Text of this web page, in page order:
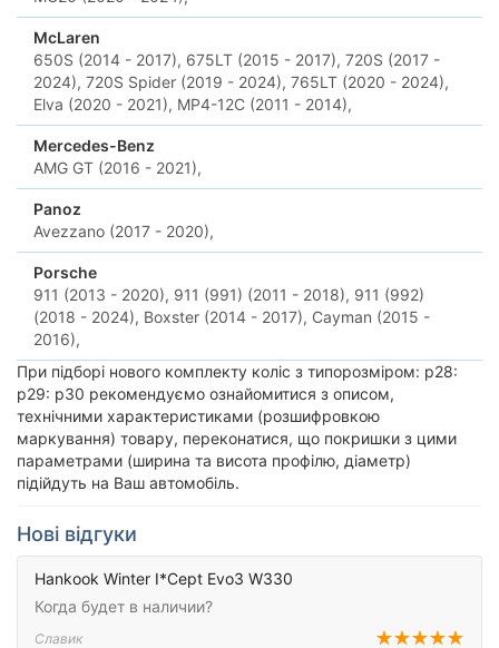
McLaren
650S (2014 - 2017), 675LT (2015 - 2017), 720S (2017 -
2024), 720S Spider (2019 - 2024), 765LT (2020 - 2024),
Elva (2020 - 2021), MP4-12C (2011 - 2014),
Mercedes-Benz
AMG GT (2016 - 2021),
Panoz
Avezzano (2017 - 2020),
Porsche
911 (2013 - 2020), 911 (991) (2011 - 2018), 911 (992)
(2018 - 2024), Boxster (2014 - 2017), Cayman (2015 -
2016),
При підборі нового комплекту коліс з типорозміром: p28:
p29: p30 рекомендуємо ознайомитися з описом,
технічними характеристиками (розшифровкою
маркування) товару, переконатися, що покришки з цими
параметрами (ширина та висота профілю, діаметр)
підійдуть на Ваш автомобіль.
Нові відгуки
Hankook Winter I*Cept Evo3 W330
Когда будет в наличии?
Славик